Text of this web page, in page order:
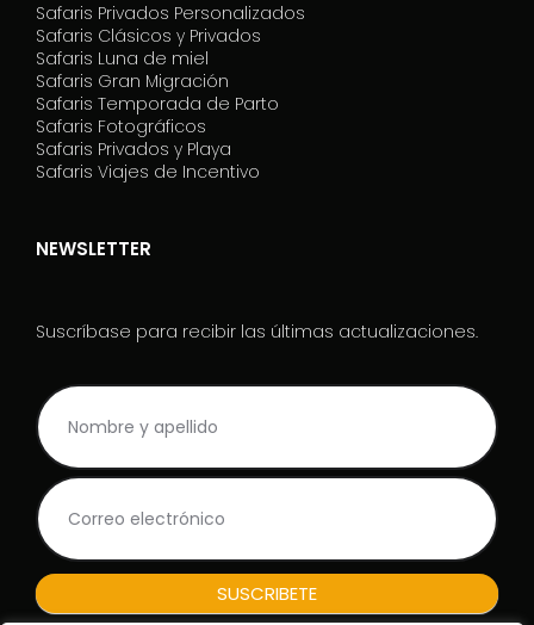
Safaris Privados Personalizados
Safaris Clásicos y Privados
Safaris Luna de miel
Safaris Gran Migración
Safaris Temporada de Parto
Safaris Fotográficos
Safaris Privados y Playa
Safaris Viajes de Incentivo
NEWSLETTER
Suscríbase para recibir las últimas actualizaciones.
NL
Rodape_ES
S
i
e
e
s
h
m
a
SUSCRIBETE